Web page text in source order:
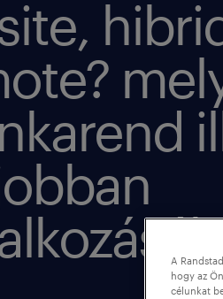
A
hogy az
célunkat